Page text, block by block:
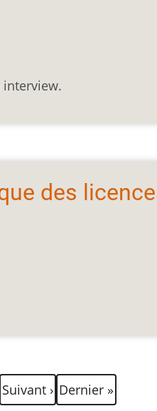
interview.
des
Page
suivante
Suivant › Dernière
page
Dernier »